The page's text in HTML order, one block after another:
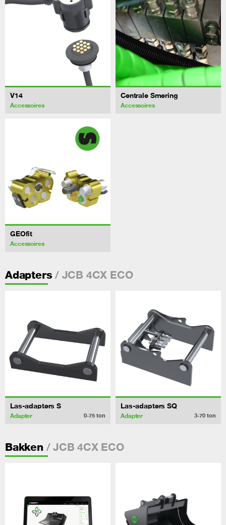
V14
Accessoires
Centrale Smering
Accessoires
GEOfit
Accessoires
Adapters / JCB 4CX ECO
Las-adapters S
Adapter 0-75 ton
Las-adapters SQ
Adapter 3-70 ton
Bakken / JCB 4CX ECO